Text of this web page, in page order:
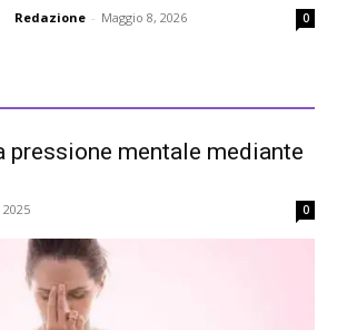
Redazione - Maggio 8, 2026 0
pressione mentale mediante
0